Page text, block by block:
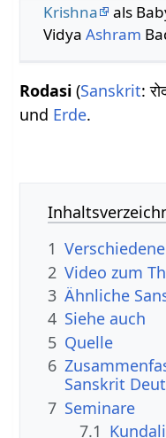
Krishna
als
Vidya Ashram
Rodasi (Sanskrit:
und Erde.
1
2 Video zum
3 Ähnliche
4 Siehe auch
5 Quelle
6
Sanskrit
7 Seminare
7.1